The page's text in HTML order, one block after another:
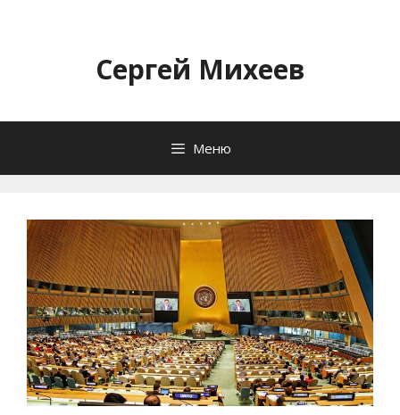
содержимомуСергей Михеев
Меню